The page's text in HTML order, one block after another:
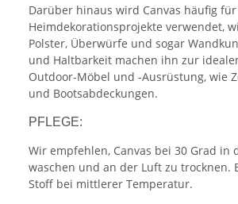
Darüber hinaus wird Canvas häufig für
Heimdekorationsprojekte verwendet,
Polster, Überwürfe und sogar
und Haltbarkeit machen ihn zur
Outdoor-Möbel und -Ausrüstung, wie
und Bootsabdeckungen.
PFLEGE:
Wir empfehlen, Canvas bei 30 Grad in
waschen und an der Luft zu trocknen.
Stoff bei mittlerer Temperatur.